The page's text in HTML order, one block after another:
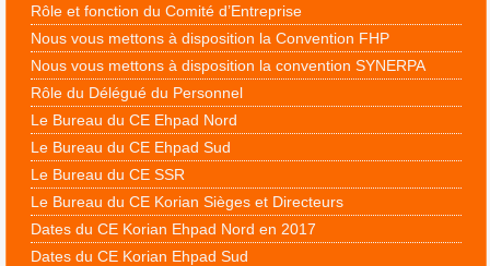
Rôle et fonction du Comité d’Entreprise
Nous vous mettons à disposition la Convention FHP
Nous vous mettons à disposition la convention SYNERPA
Rôle du Délégué du Personnel
Le Bureau du CE Ehpad Nord
Le Bureau du CE Ehpad Sud
Le Bureau du CE SSR
Le Bureau du CE Korian Sièges et Directeurs
Dates du CE Korian Ehpad Nord en 2017
Dates du CE Korian Ehpad Sud